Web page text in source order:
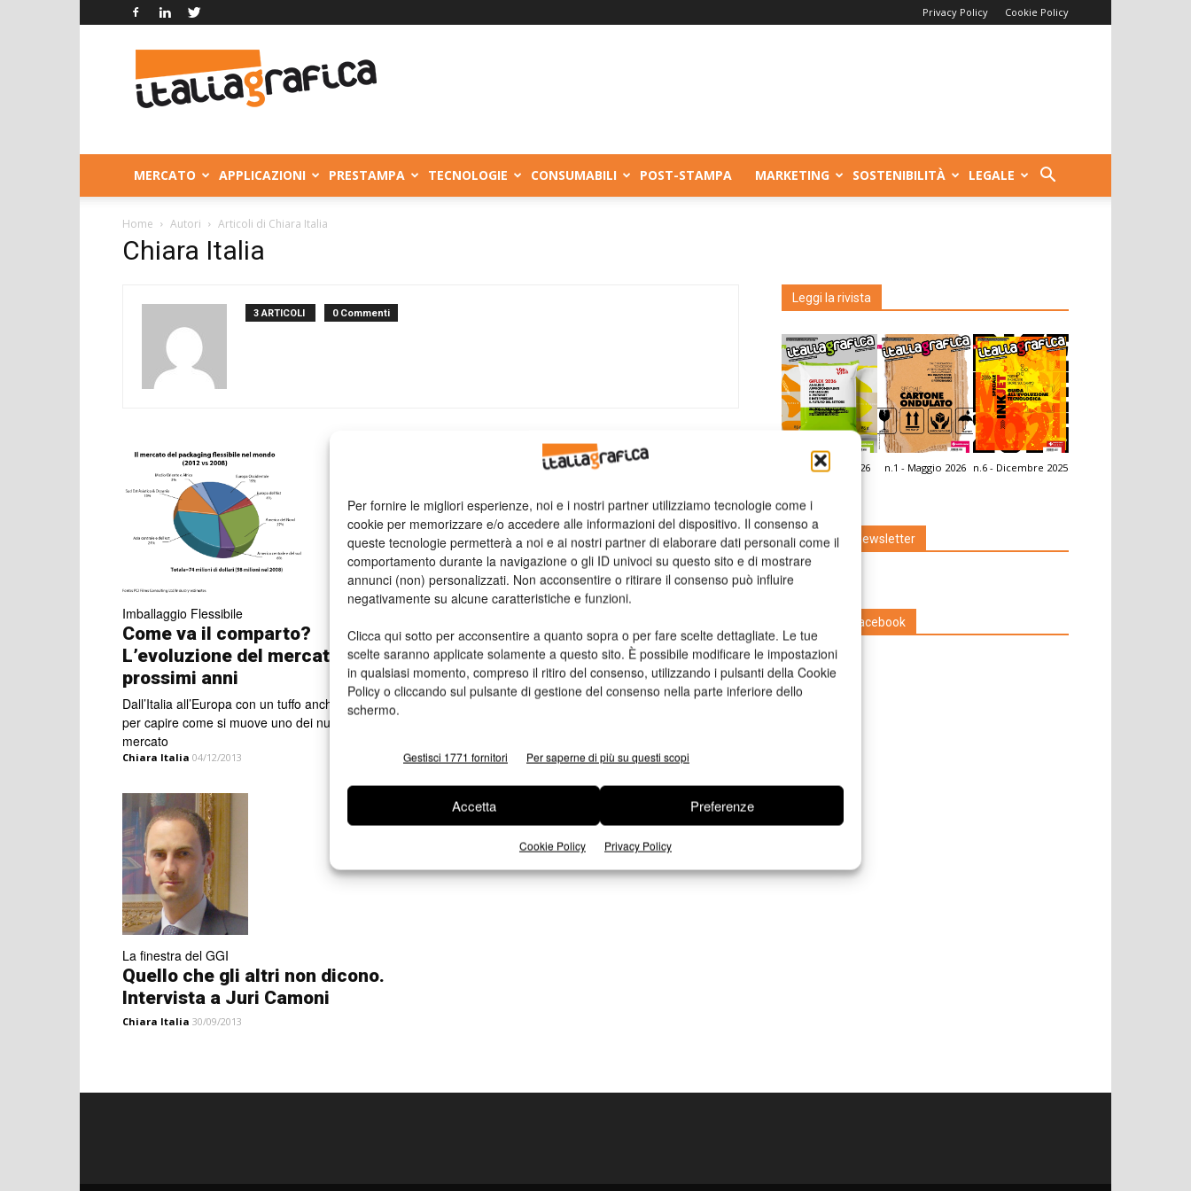
Per fornire le migliori esperienze, noi e i nostri partner utilizziamo tecnologie come i
cookie per memorizzare e/o accedere alle informazioni del dispositivo. Il consenso a
queste tecnologie permetterà a noi e ai nostri partner di elaborare dati personali come il
comportamento durante la navigazione o gli ID univoci su questo sito e di mostrare
annunci (non) personalizzati. Non acconsentire o ritirare il consenso può influire
negativamente su alcune caratteristiche e funzioni.
Clicca qui sotto per acconsentire a quanto sopra o per fare scelte dettagliate. Le tue
scelte saranno applicate solamente a questo sito. È possibile modificare le impostazioni
in qualsiasi momento, compreso il ritiro del consenso, utilizzando i pulsanti della Cookie
Policy o cliccando sul pulsante di gestione del consenso nella parte inferiore dello
schermo.
Gestisci 1771 fornitori Per saperne di più su questi scopi
Accetta Preferenze
Cookie Policy Privacy Policy
Privacy Policy Cookie Policy
Grafica
MERCATO APPLICAZIONI PRESTAMPA TECNOLOGIE CONSUMABILI POST-STAMPA MARKETING SOSTENIBILITÀ LEGALE
Home Autori Articoli di Chiara Italia
Chiara Italia
3 ARTICOLI 0 Commenti
Imballaggio Flessibile
Come va il comparto?
L’evoluzione del mercato nei
prossimi anni
Dall’Italia all’Europa con un tuffo anche in Turchia,
per capire come si muove uno dei nuovi player del
mercato
Chiara Italia 04/12/2013
Appuntamento il 23 novembre alle 10
Prima edizione del Premio
Giuseppe Musmeci
Chiara Italia 14/11/2013
La finestra del GGI
Quello che gli altri non dicono.
Intervista a Juri Camoni
Chiara Italia 30/09/2013
Leggi la rivista
n.2 - Giugno 2026 n.1 - Maggio 2026 n.6 - Dicembre 2025
Iscriviti alla newsletter
Seguici su Facebook